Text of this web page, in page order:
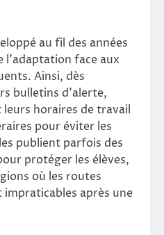
au fil des années
face aux
Ainsi, dès
bulletins d’alerte,
horaires de travail
pour éviter les
publient parfois des
protéger les élèves,
où les routes
après une